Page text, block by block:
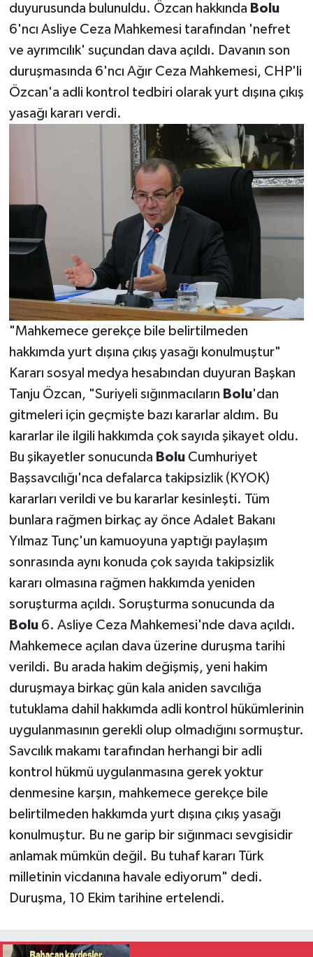
duyurusunda bulunuldu. Özcan hakkında Bolu
6'ncı Asliye Ceza Mahkemesi tarafından 'nefret
ve ayrımcılık' suçundan dava açıldı. Davanın son
duruşmasında 6'ncı Ağır Ceza Mahkemesi, CHP'li
Özcan'a adli kontrol tedbiri olarak yurt dışına çıkış
yasağı kararı verdi.
"Mahkemece gerekçe bile belirtilmeden
hakkımda yurt dışına çıkış yasağı konulmuştur"
Kararı sosyal medya hesabından duyuran Başkan
Tanju Özcan, "Suriyeli sığınmacıların Bolu'dan
gitmeleri için geçmişte bazı kararlar aldım. Bu
kararlar ile ilgili hakkımda çok sayıda şikayet oldu.
Bu şikayetler sonucunda BoluCumhuriyet
Başsavcılığı'nca defalarca takipsizlik (KYOK)
kararları verildi ve bu kararlar kesinleşti. Tüm
bunlara rağmen birkaç ay önce Adalet Bakanı
Yılmaz Tunç'un kamuoyuna yaptığı paylaşım
sonrasında aynı konuda çok sayıda takipsizlik
kararı olmasına rağmen hakkımda yeniden
soruşturma açıldı. Soruşturma sonucunda da
Bolu6. Asliye Ceza Mahkemesi'nde dava açıldı.
Mahkemece açılan dava üzerine duruşma tarihi
verildi. Bu arada hakim değişmiş, yeni hakim
duruşmaya birkaç gün kala aniden savcılığa
tutuklama dahil hakkımda adli kontrol hükümlerinin
uygulanmasının gerekli olup olmadığını sormuştur.
Savcılık makamı tarafından herhangi bir adli
kontrol hükmü uygulanmasına gerek yoktur
denmesine karşın, mahkemece gerekçe bile
belirtilmeden hakkımda yurt dışına çıkış yasağı
konulmuştur. Bu ne garip bir sığınmacı sevgisidir
anlamak mümkün değil. Bu tuhaf kararı Türk
milletinin vicdanına havale ediyorum" dedi.
Duruşma, 10 Ekim tarihine ertelendi.